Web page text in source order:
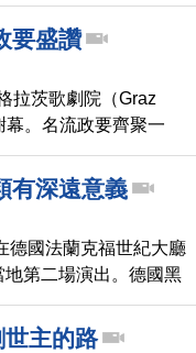
要盛讚
拉茨歌劇院（Graz
。名流政要齊聚一
她們完全被神韻完美的
有深遠意義
德國法蘭克福世紀大廳
地第二場演出。德國黑
他讚歎神韻是超級專業
都具有很深遠的意
主的路